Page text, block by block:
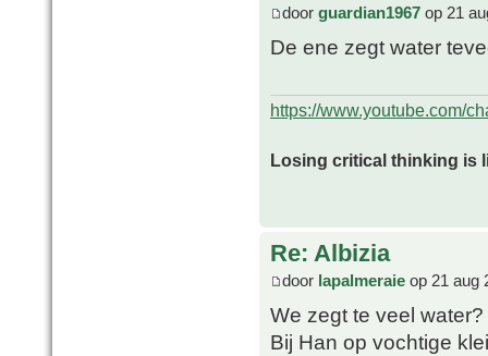
door guardian1967 op 21
De ene zegt water
https://www.youtube.com/
Losing critical thinking is
Re: Albizia
door lapalmeraie op 21 aug
We zegt te veel water?
Bij Han op vochtige